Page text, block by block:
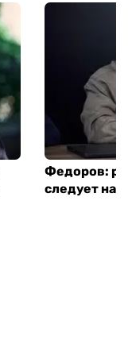
Федоров:
следует